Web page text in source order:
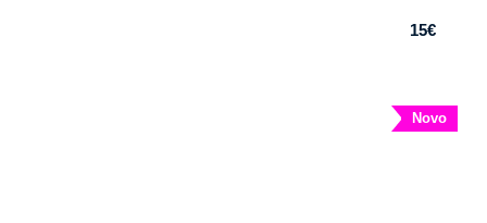
15€
Novo